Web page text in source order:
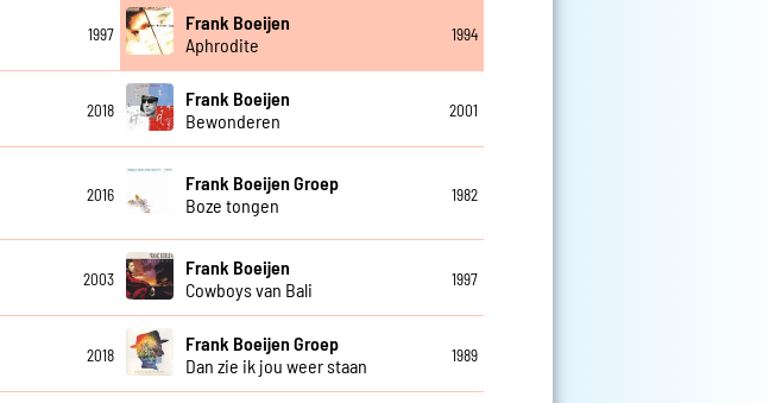
1997
Frank Boeijen
Aphrodite
1994
2018
Frank Boeijen
Bewonderen
2001
2016
Frank Boeijen Groep
Boze tongen
1982
2003
Frank Boeijen
Cowboys van Bali
1997
2018
Frank Boeijen Groep
Dan zie ik jou weer staan
1989